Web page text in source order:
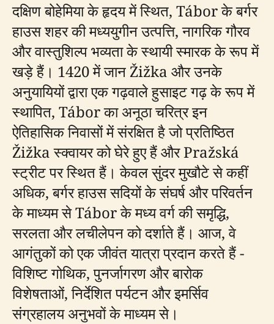
दक्षिण बोहेमिया के हृदय में स्थित, Tábor के बर्गर
हाउस शहर की मध्ययुगीन उत्पत्ति, नागरिक गौरव
और वास्तुशिल्प भव्यता के स्थायी स्मारक के रूप में
खड़े हैं। 1420 में जान Žižka और उनके
अनुयायियों द्वारा एक गढ़वाले हुसाइट गढ़ के रूप में
स्थापित, Tábor का अनूठा चरित्र इन
ऐतिहासिक निवासों में संरक्षित है जो प्रतिष्ठित
Žižka स्क्वायर को घेरे हुए हैं और Pražská
स्ट्रीट पर स्थित हैं। केवल सुंदर मुखौटे से कहीं
अधिक, बर्गर हाउस सदियों के संघर्ष और परिवर्तन
के माध्यम से Tábor के मध्य वर्ग की समृद्धि,
सरलता और लचीलेपन को दर्शाते हैं। आज, वे
आगंतुकों को एक जीवंत यात्रा प्रदान करते हैं -
विशिष्ट गोथिक, पुनर्जागरण और बारोक
विशेषताओं, निर्देशित पर्यटन और इमर्सिव
संग्रहालय अनुभवों के माध्यम से।